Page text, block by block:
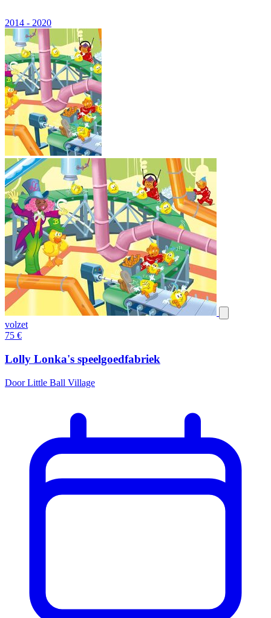
2014 - 2020
volzet
75 €
Lolly Lonka's speelgoedfabriek
Door Little Ball Village